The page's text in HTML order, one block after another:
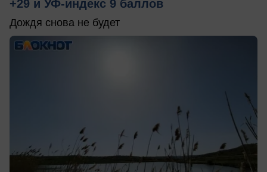
+29 и УФ-индекс 9 баллов
Дождя снова не будет